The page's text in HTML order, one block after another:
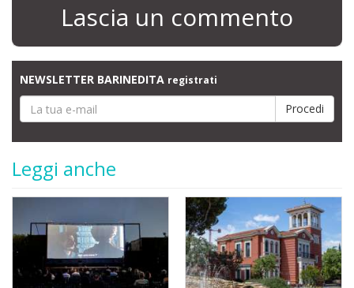
Lascia un commento
NEWSLETTER BARINEDITA registrati
Leggi anche